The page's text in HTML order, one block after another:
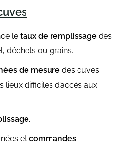
le taux de remplissage des
déchets ou grains.
de mesure des cuves
lieux difficiles d’accès aux
.
et commandes.